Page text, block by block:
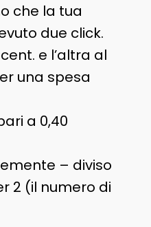
che la tua
due click.
e l’altra al
una spesa
a 0,40
– diviso
2 (il numero di